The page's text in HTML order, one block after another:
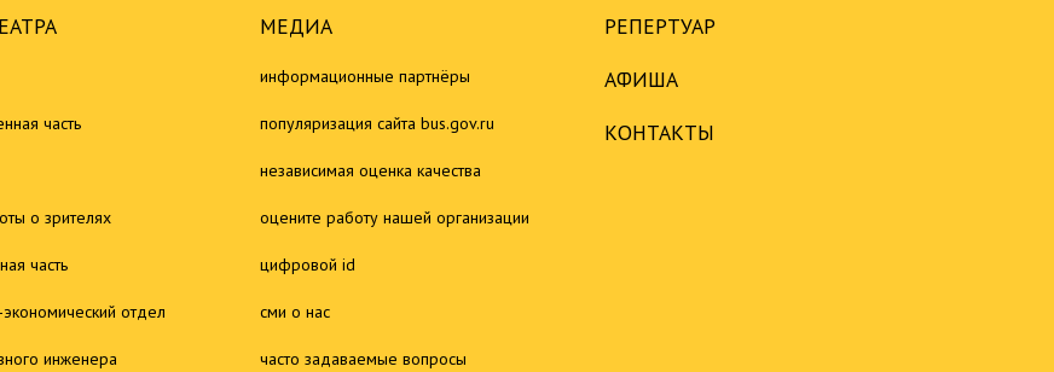
часть
о зрителях
часть
отдел
инженера
МЕДИА
информационные партнёры
популяризация сайта bus.gov.ru
независимая оценка качества
оцените работу нашей организации
цифровой id
сми о нас
часто задаваемые вопросы
РЕПЕРТУАР
АФИША
КОНТАКТЫ